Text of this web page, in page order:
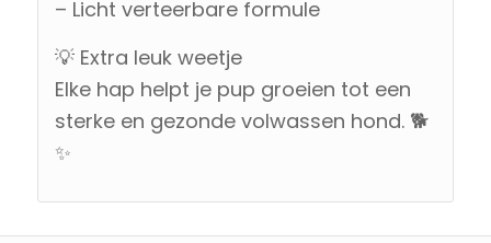
– Licht verteerbare formule
💡 Extra leuk weetje
Elke hap helpt je pup groeien tot een
sterke en gezonde volwassen hond. 🐕
✨